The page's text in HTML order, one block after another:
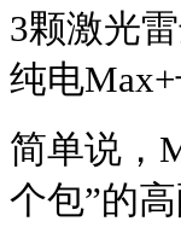
3颗激光
纯电Max+
简单说，
个包”的